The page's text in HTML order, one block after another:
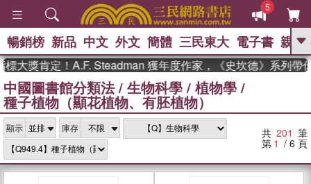
5
GO
熱搜： 東野圭吾 、 高希均教授回憶錄
、 The Odyssey 、
史是一群喵 、 暑期推薦 、 國際布克
獎 臺灣漫遊錄 、 方念華
台灣的李
登輝時代 、 數學女孩：黎曼猜想 、
暢銷榜 新品 中文 外文 簡體 三民東大 電子書 親子
肯定！A.F. Steadman 獲年度作家，《史坎德》系列帶你踏
中國圖書館分類法/ 生物科學 / 植物學 /
種子植物（顯花植物、有胚植物）
顯示 庫存 共 201 筆
第 1 / 6 頁